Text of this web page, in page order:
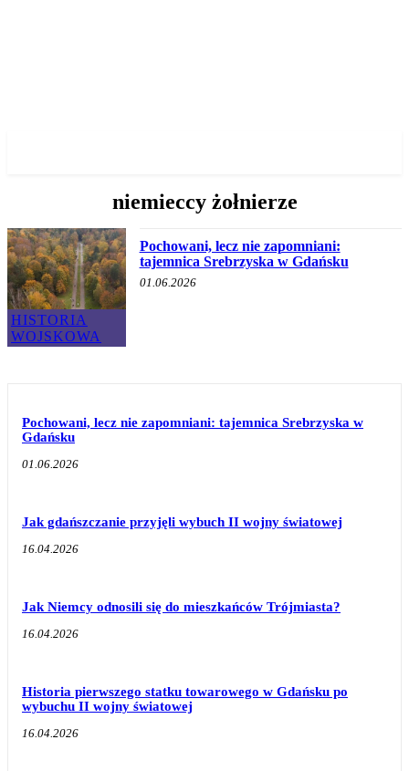
niemieccy żołnierze
HISTORIA
WOJSKOWA
Pochowani, lecz nie zapomniani:
tajemnica Srebrzyska w Gdańsku
01.06.2026
Pochowani, lecz nie zapomniani: tajemnica Srebrzyska w
Gdańsku
01.06.2026
Jak gdańszczanie przyjęli wybuch II wojny światowej
16.04.2026
Jak Niemcy odnosili się do mieszkańców Trójmiasta?
16.04.2026
Historia pierwszego statku towarowego w Gdańsku po
wybuchu II wojny światowej
16.04.2026